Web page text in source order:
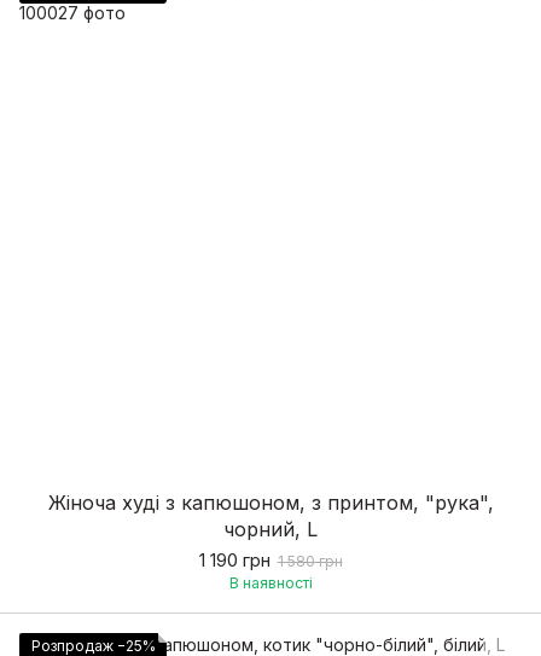
Жіноча худі з капюшоном, з принтом, "рука",
чорний, L
1 190 грн 1 580 грн
В наявності
Розпродаж −25%